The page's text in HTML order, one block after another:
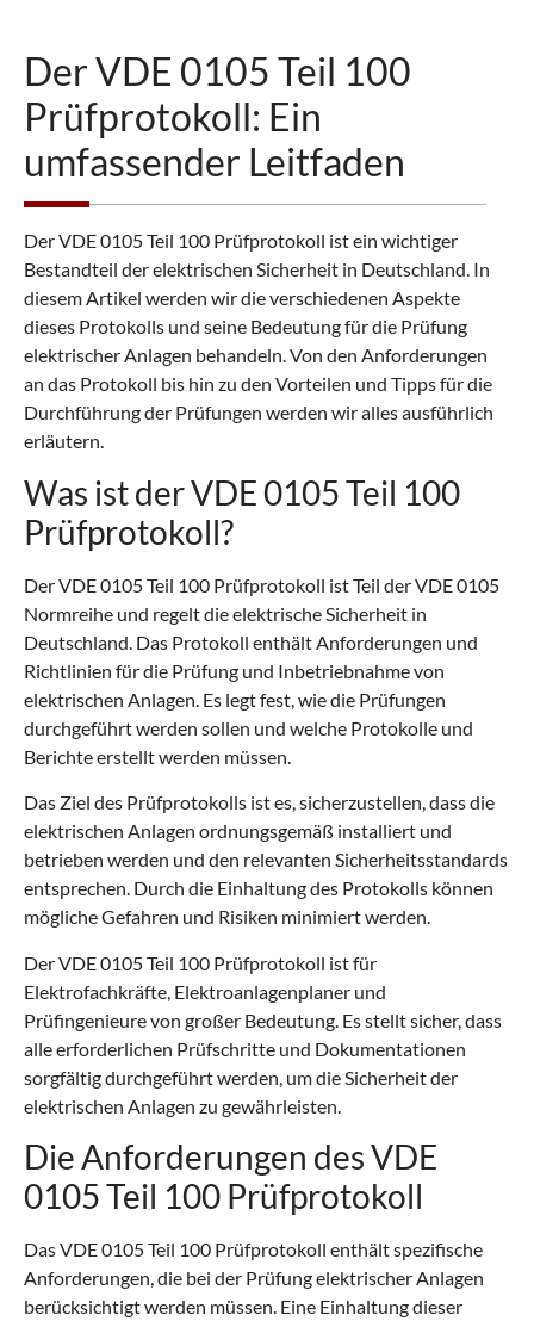
Der VDE 0105 Teil 100
Prüfprotokoll: Ein
umfassender Leitfaden
Der VDE 0105 Teil 100 Prüfprotokoll ist ein wichtiger
Bestandteil der elektrischen Sicherheit in Deutschland. In
diesem Artikel werden wir die verschiedenen Aspekte
dieses Protokolls und seine Bedeutung für die Prüfung
elektrischer Anlagen behandeln. Von den Anforderungen
an das Protokoll bis hin zu den Vorteilen und Tipps für die
Durchführung der Prüfungen werden wir alles ausführlich
erläutern.
Was ist der VDE 0105 Teil 100
Prüfprotokoll?
Der VDE 0105 Teil 100 Prüfprotokoll ist Teil der VDE 0105
Normreihe und regelt die elektrische Sicherheit in
Deutschland. Das Protokoll enthält Anforderungen und
Richtlinien für die Prüfung und Inbetriebnahme von
elektrischen Anlagen. Es legt fest, wie die Prüfungen
durchgeführt werden sollen und welche Protokolle und
Berichte erstellt werden müssen.
Das Ziel des Prüfprotokolls ist es, sicherzustellen, dass die
elektrischen Anlagen ordnungsgemäß installiert und
betrieben werden und den relevanten Sicherheitsstandards
entsprechen. Durch die Einhaltung des Protokolls können
mögliche Gefahren und Risiken minimiert werden.
Der VDE 0105 Teil 100 Prüfprotokoll ist für
Elektrofachkräfte, Elektroanlagenplaner und
Prüfingenieure von großer Bedeutung. Es stellt sicher, dass
alle erforderlichen Prüfschritte und Dokumentationen
sorgfältig durchgeführt werden, um die Sicherheit der
elektrischen Anlagen zu gewährleisten.
Die Anforderungen des VDE
0105 Teil 100 Prüfprotokoll
Das VDE 0105 Teil 100 Prüfprotokoll enthält spezifische
Anforderungen, die bei der Prüfung elektrischer Anlagen
berücksichtigt werden müssen. Eine Einhaltung dieser